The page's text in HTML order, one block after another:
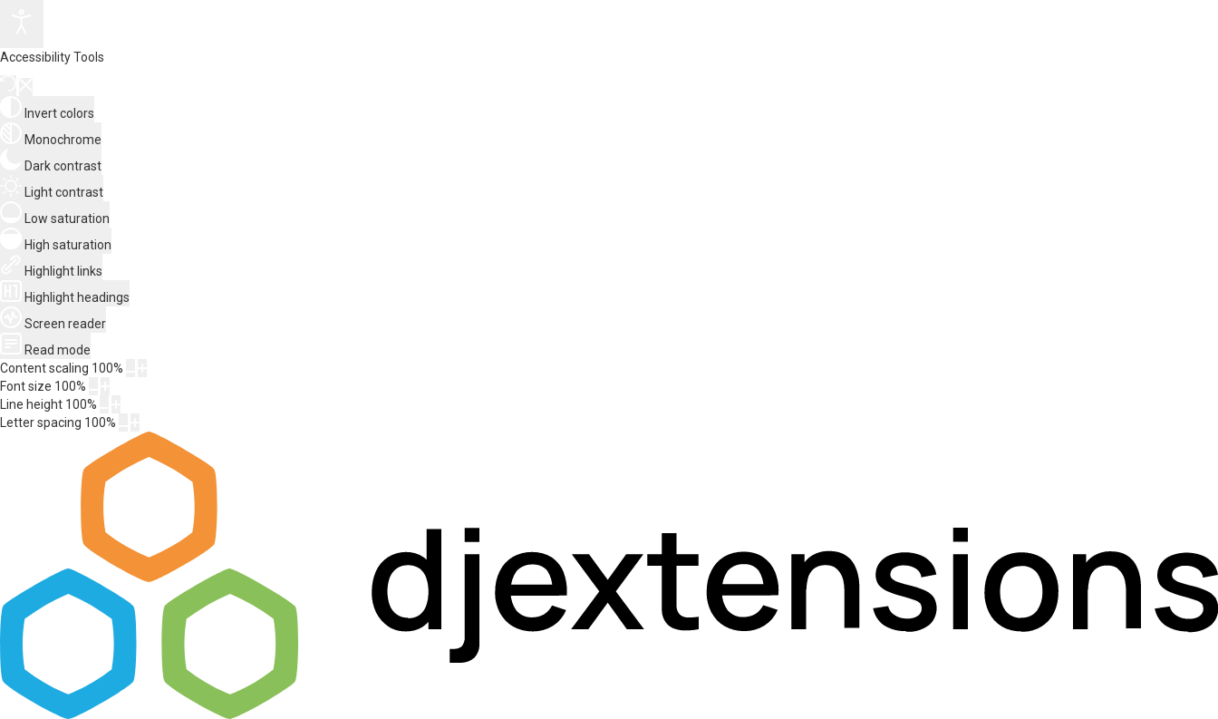
Accessibility Tools
Invert colors
Monochrome
Dark contrast
Light contrast
Low saturation
High saturation
Highlight links
Highlight headings
Screen reader
Read mode
Content scaling 100%
Font size 100%
Line height 100%
Letter spacing 100%